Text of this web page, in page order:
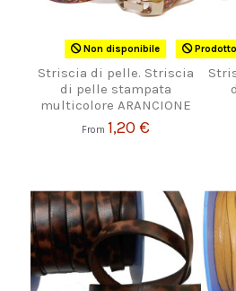
Non disponibile
Striscia di pelle. Striscia
di pelle stampata
multicolore ARANCIONE
From 1,20 €